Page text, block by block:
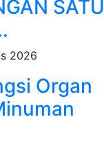
SATU
2026
Organ